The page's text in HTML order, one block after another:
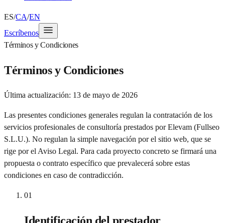
ES/CA/EN
Escríbenos
Términos y Condiciones
Términos y Condiciones
Última actualización: 13 de mayo de 2026
Las presentes condiciones generales regulan la contratación de los
servicios profesionales de consultoría prestados por Elevam (Fullseo
S.L.U.). No regulan la simple navegación por el sitio web, que se
rige por el Aviso Legal. Para cada proyecto concreto se firmará una
propuesta o contrato específico que prevalecerá sobre estas
condiciones en caso de contradicción.
01
Identificación del prestador